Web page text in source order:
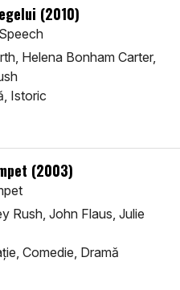
(2010)
Helena Bonham Carter,
Istoric
(2003)
Rush, John Flaus, Julie
Comedie, Dramă